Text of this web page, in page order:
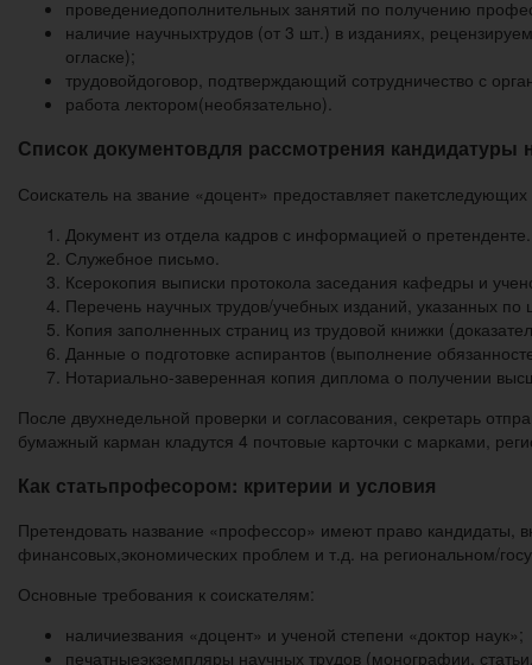
проведениедополнительных занятий по получению
наличие научныхтрудов (от 3 шт.) в изданиях,
огласке);
трудовойдоговор, подтверждающий сотрудничество с
работа лектором(необязательно).
Список документовдля рассмотрения кандидатуры
Соискатель на звание «доцент» предоставляет
Документ из отдела кадров с информацией о претенденте.
Служебное письмо.
Ксерокопия выписки протокола заседания кафедры и
Перечень научных трудов/учебных изданий, указанных
Копия заполненных страниц из трудовой книжки
Данные о подготовке аспирантов (выполнение
Нотариально-заверенная копия диплома о получении
После двухнедельной проверки и согласования, секретарь
бумажный карман кладутся 4 почтовые карточки с марками,
Как статьпрофесором: критерии и условия
Претендовать название «профессор» имеют право
финансовых,экономических проблем и т.д. на региональном/
Основные требования к соискателям:
наличиезвания «доцент» и ученой степени «доктор наук»;
печатныеэкземпляры научных трудов (монографии,